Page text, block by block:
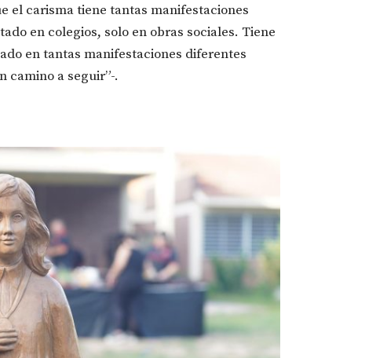
el carisma tiene tantas manifestaciones
en colegios, solo en obras sociales. Tiene
en tantas manifestaciones diferentes
camino a seguir”-.